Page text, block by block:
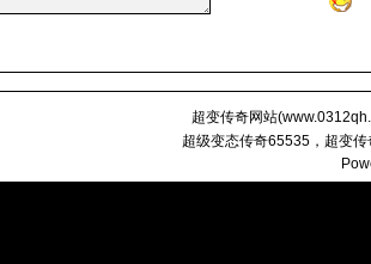
超变传奇网站(
超级变态传奇65535，超变